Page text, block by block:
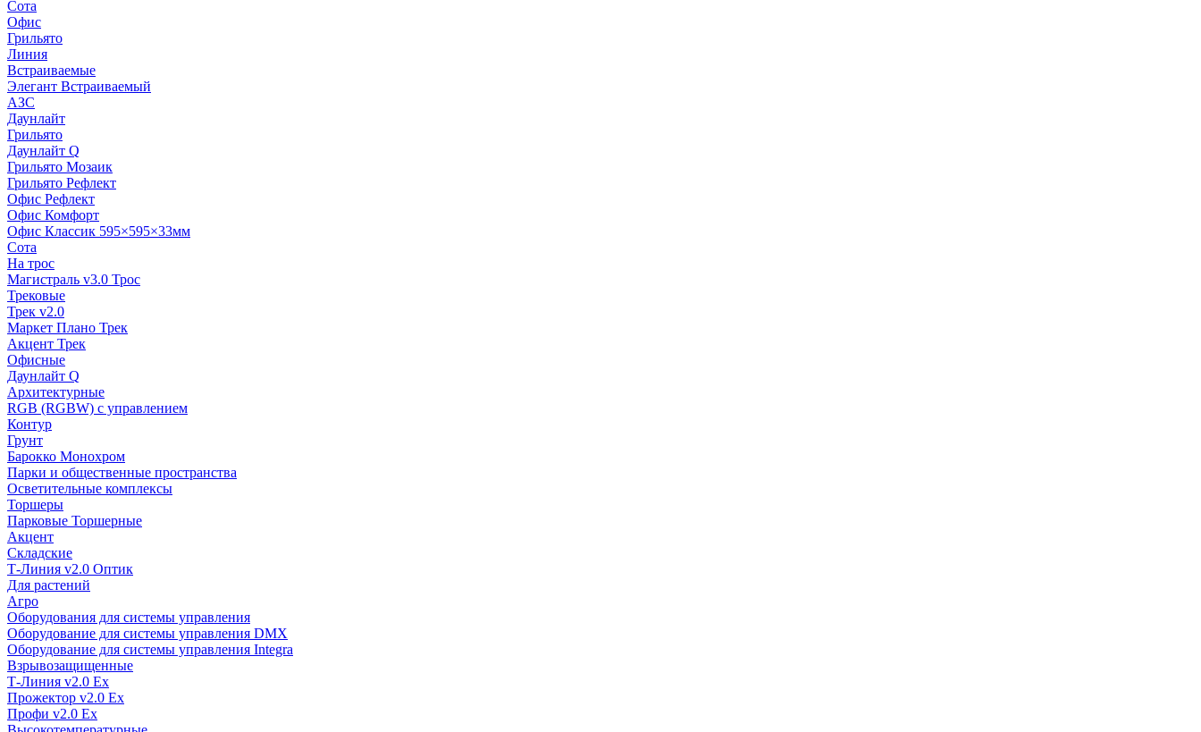
Сота
Офис
Грильято
Линия
Встраиваемые
Элегант Встраиваемый
АЗС
Даунлайт
Грильято
Даунлайт Q
Грильято Мозаик
Грильято Рефлект
Офис Рефлект
Офис Комфорт
Офис Классик 595×595×33мм
Сота
На трос
Магистраль v3.0 Трос
Трековые
Трек v2.0
Маркет Плано Трек
Акцент Трек
Офисные
Даунлайт Q
Архитектурные
RGB (RGBW) с управлением
Контур
Грунт
Барокко Монохром
Парки и общественные пространства
Осветительные комплексы
Торшеры
Парковые Торшерные
Акцент
Складские
Т-Линия v2.0 Оптик
Для растений
Агро
Оборудования для системы управления
Оборудование для системы управления DMX
Оборудование для системы управления Integra
Взрывозащищенные
Т-Линия v2.0 Ex
Прожектор v2.0 Ex
Профи v2.0 Ex